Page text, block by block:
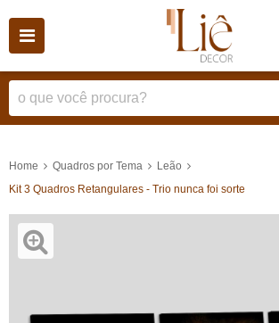
Home Quadros por Tema
Leão
Kit 3 Quadros Retangulares - Trio nunca foi sorte